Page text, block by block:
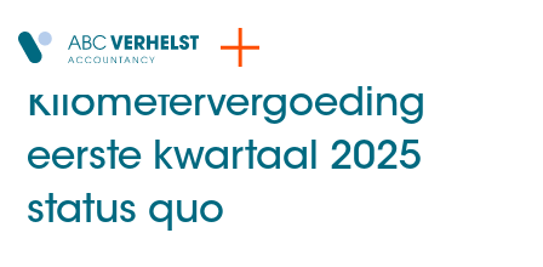
Kilometervergoeding
eerste kwartaal 2025
status quo